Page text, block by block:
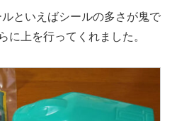
といえばシールの多さが鬼で
に上を行ってくれました。